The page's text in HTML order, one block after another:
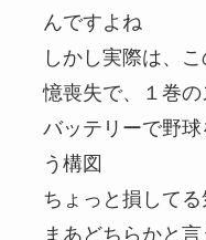
んですよね
しかし実際は、
憶喪失で、１巻
バッテリーで野
う構図
ちょっと損して
まあどちらかと